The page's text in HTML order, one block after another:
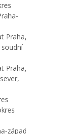
Praha,
Praha,
západ